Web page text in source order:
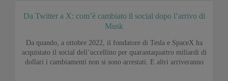
Da Twitter a X: com’è cambiato il social dopo l’arrivo di
Musk
Da quando, a ottobre 2022, il fondatore di Tesla e SpaceX ha
acquistato il social dell’uccellino per quarantaquattro miliardi di
dollari i cambiamenti non si sono arrestati. E altri arriveranno